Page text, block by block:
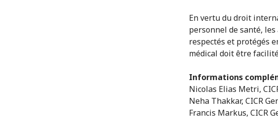
En vertu du droit
personnel de santé,
respectés et protégés
médical doit être
Informations
Nicolas Elias Metri,
Neha Thakkar, CICR
Francis Markus, CICR